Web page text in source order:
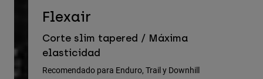
Flexair
Corte slim tapered / Máxima
elasticidad
Recomendado para Enduro, Trail y Downhill